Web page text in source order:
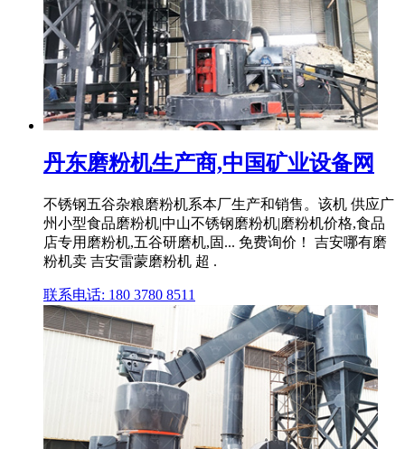
丹东磨粉机生产商,中国矿业设备网
不锈钢五谷杂粮磨粉机系本厂生产和销售。该机 供应广
州小型食品磨粉机|中山不锈钢磨粉机|磨粉机价格,食品
店专用磨粉机,五谷研磨机,固... 免费询价！ 吉安哪有磨
粉机卖 吉安雷蒙磨粉机 超 .
联系电话: 180 3780 8511